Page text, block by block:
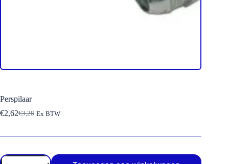
Perspilaar
€3,28
Oorspronkelijke
was:
€2,62Huidige
is:
Ex BTW
Perspilaar